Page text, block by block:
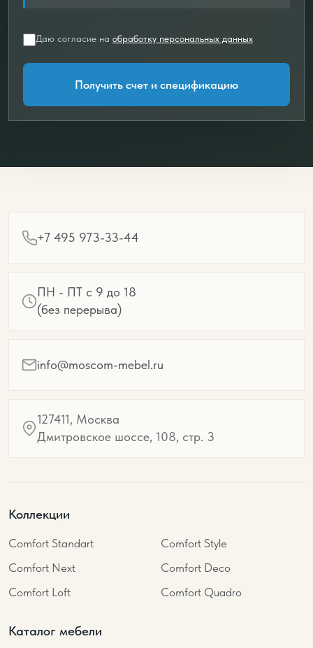
Даю согласие на обработку персональных данных
Получить счет и спецификацию
+7 495 973-33-44
ПН - ПТ с 9 до 18
(без перерыва)
info@moscom-mebel.ru
127411, Москва
Дмитровское шоссе, 108, стр. 3
Коллекции
Comfort Standart
Comfort Style
Comfort Next
Comfort Deco
Comfort Loft
Comfort Quadro
Каталог мебели